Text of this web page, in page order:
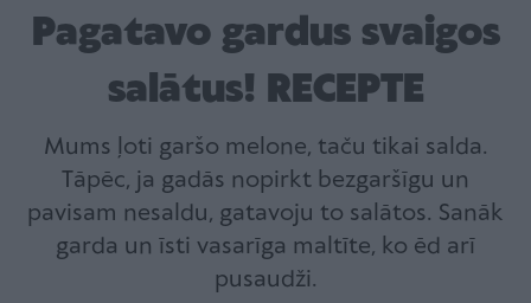
Pagatavo gardus svaigos
salātus! RECEPTE
Mums ļoti garšo melone, taču tikai salda.
Tāpēc, ja gadās nopirkt bezgaršīgu un
pavisam nesaldu, gatavoju to salātos. Sanāk
garda un īsti vasarīga maltīte, ko ēd arī
pusaudži.